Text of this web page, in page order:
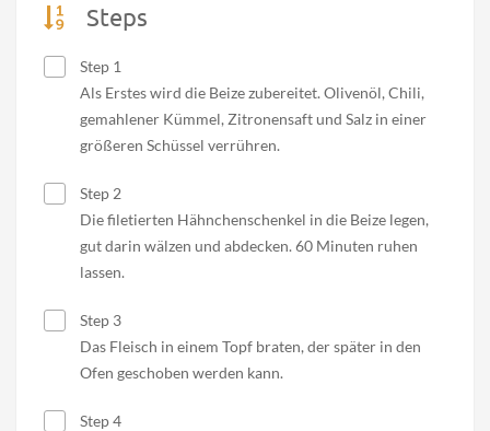
Steps
Step 1
Als Erstes wird die Beize zubereitet. Olivenöl, Chili,
gemahlener Kümmel, Zitronensaft und Salz in einer
größeren Schüssel verrühren.
Step 2
Die filetierten Hähnchenschenkel in die Beize legen,
gut darin wälzen und abdecken. 60 Minuten ruhen
lassen.
Step 3
Das Fleisch in einem Topf braten, der später in den
Ofen geschoben werden kann.
Step 4